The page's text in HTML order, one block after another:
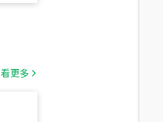
看更多